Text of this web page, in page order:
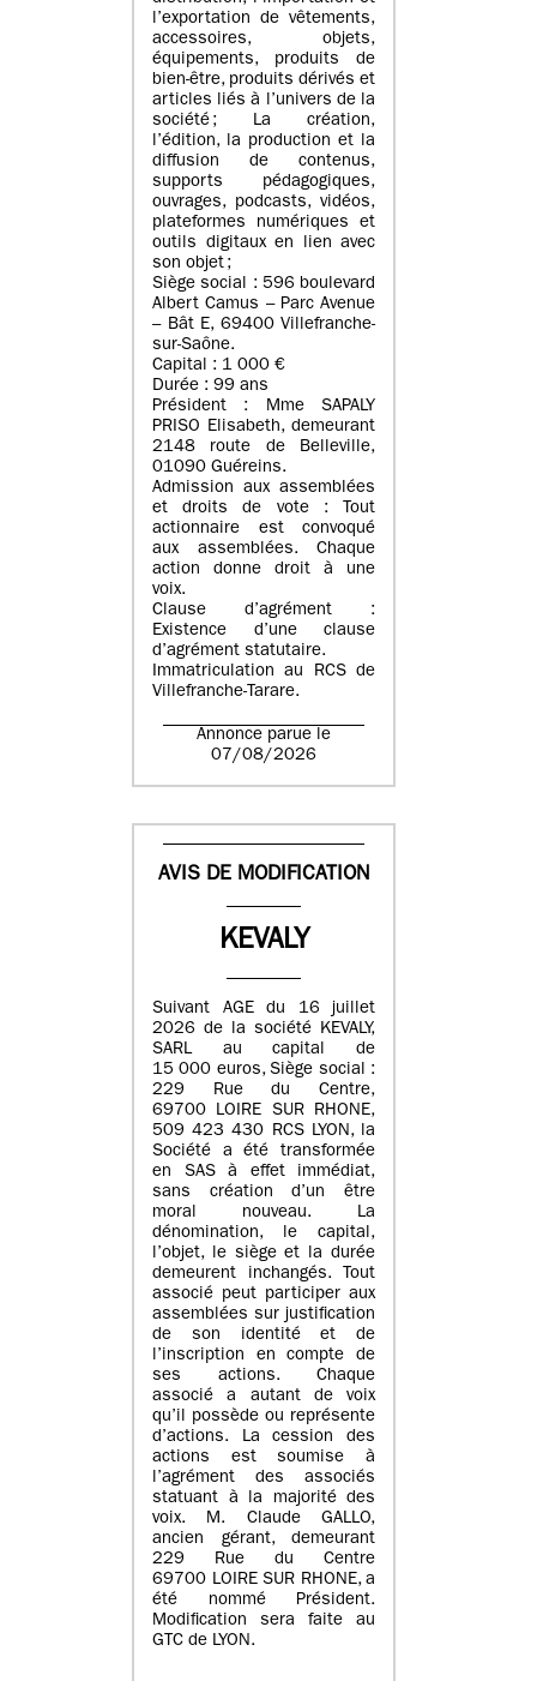
l’exportation de vêtements,
accessoires, objets,
équipements, produits de
bien-être, produits dérivés et
articles liés à l’univers de la
société ; La création,
l’édition, la production et la
diffusion de contenus,
supports pédagogiques,
ouvrages, podcasts, vidéos,
plateformes numériques et
outils digitaux en lien avec
son objet ;
Siège social : 596 boulevard
Albert Camus – Parc Avenue
– Bât E, 69400 Villefranche-
sur-Saône.
Capital : 1 000 €
Durée : 99 ans
Président : Mme SAPALY
PRISO Elisabeth, demeurant
2148 route de Belleville,
01090 Guéreins.
Admission aux assemblées
et droits de vote : Tout
actionnaire est convoqué
aux assemblées. Chaque
action donne droit à une
voix.
Clause d’agrément :
Existence d’une clause
d’agrément statutaire.
Immatriculation au RCS de
Villefranche-Tarare.
Annonce parue le
07/08/2026
AVIS DE MODIFICATION
KEVALY
Suivant AGE du 16 juillet
2026 de la société KEVALY,
SARL au capital de
15 000 euros, Siège social :
229 Rue du Centre,
69700 LOIRE SUR RHONE,
509 423 430 RCS LYON, la
Société a été transformée
en SAS à effet immédiat,
sans création d’un être
moral nouveau. La
dénomination, le capital,
l’objet, le siège et la durée
demeurent inchangés. Tout
associé peut participer aux
assemblées sur justification
de son identité et de
l’inscription en compte de
ses actions. Chaque
associé a autant de voix
qu’il possède ou représente
d’actions. La cession des
actions est soumise à
l’agrément des associés
statuant à la majorité des
voix. M. Claude GALLO,
ancien gérant, demeurant
229 Rue du Centre
69700 LOIRE SUR RHONE, a
été nommé Président.
Modification sera faite au
GTC de LYON.